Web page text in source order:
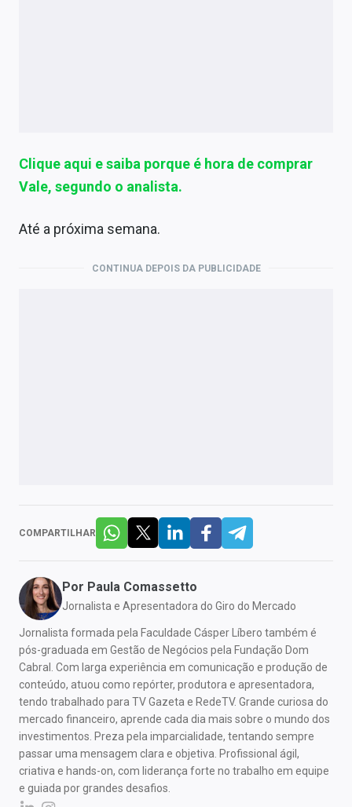
Clique aqui e saiba porque é hora de comprar
Vale, segundo o analista.
Até a próxima semana.
CONTINUA DEPOIS DA PUBLICIDADE
COMPARTILHAR
Por Paula Comassetto
Jornalista e Apresentadora do Giro do Mercado
Jornalista formada pela Faculdade Cásper Líbero também é
pós-graduada em Gestão de Negócios pela Fundação Dom
Cabral. Com larga experiência em comunicação e produção de
conteúdo, atuou como repórter, produtora e apresentadora,
tendo trabalhado para TV Gazeta e RedeTV. Grande curiosa do
mercado financeiro, aprende cada dia mais sobre o mundo dos
investimentos. Preza pela imparcialidade, tentando sempre
passar uma mensagem clara e objetiva. Profissional ágil,
criativa e hands-on, com liderança forte no trabalho em equipe
e guiada por grandes desafios.